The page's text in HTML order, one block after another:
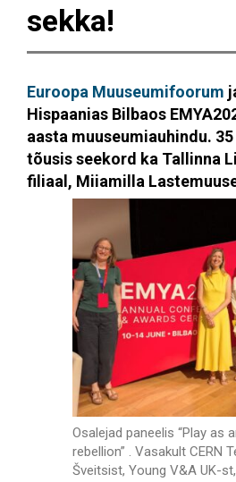
sekka!
Euroopa Muuseumifoorum
Hispaanias Bilbaos
aasta muuseumiauhindu.
tõusis seekord ka Tallinna
filiaal, Miiamilla
Osalejad paneelis “Play as
rebellion” . Vasakult CERN
Šveitsist, Young V&A UK-